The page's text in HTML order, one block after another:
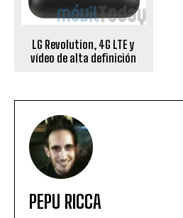
LG Revolution, 4G LTE y
vídeo de alta definición
PEPU RICCA